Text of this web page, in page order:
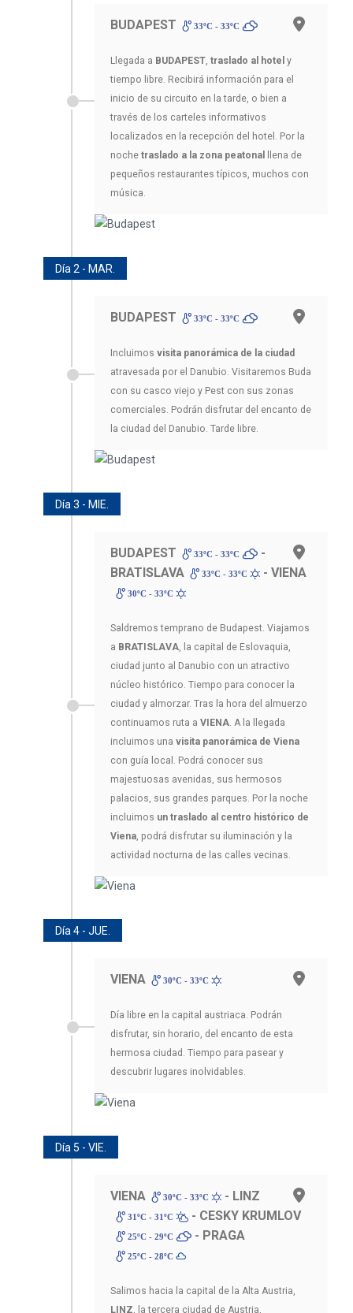
BUDAPEST 33ºC - 33ºC
Llegada a BUDAPEST, traslado al hotel y
tiempo libre. Recibirá información para el
inicio de su circuito en la tarde, o bien a
través de los carteles informativos
localizados en la recepción del hotel. Por la
noche traslado a la zona peatonal
llena de
pequeños restaurantes típicos, muchos con
música.
Día 2 - MAR.
BUDAPEST 33ºC - 33ºC
Incluimos visita panorámica de la ciudad
atravesada por el Danubio. Visitaremos Buda
con su casco viejo y Pest con sus zonas
comerciales. Podrán disfrutar del encanto de
la ciudad del Danubio. Tarde libre.
Día 3 - MIE.
BUDAPEST 33ºC - 33ºC
-
BRATISLAVA
33ºC - 33ºC - VIENA
30ºC - 33ºC
Saldremos temprano de Budapest. Viajamos
a BRATISLAVA, la capital de Eslovaquia,
ciudad junto al Danubio con un atractivo
núcleo histórico. Tiempo para conocer la
ciudad y almorzar. Tras la hora del almuerzo
continuamos ruta a VIENA. A la llegada
incluimos una visita panorámica de Viena
con guía local. Podrá conocer sus
majestuosas avenidas, sus hermosos
palacios, sus grandes parques. Por la noche
incluimos un traslado al centro histórico de
Viena, podrá disfrutar su iluminación y la
actividad nocturna de las calles vecinas.
Día 4 - JUE.
VIENA 30ºC - 33ºC
Día libre en la capital austriaca. Podrán
disfrutar, sin horario, del encanto de esta
hermosa ciudad. Tiempo para pasear y
descubrir lugares inolvidables.
Día 5 - VIE.
VIENA 30ºC - 33ºC - LINZ
31ºC - 31ºC - CESKY KRUMLOV
25ºC - 29ºC - PRAGA
25ºC - 28ºC
Salimos hacia la capital de la Alta Austria,
LINZ, la tercera ciudad de Austria,